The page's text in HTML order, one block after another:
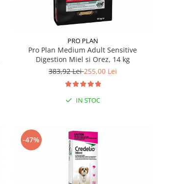
PRO PLAN
Pro Plan Medium Adult Sensitive
Digestion Miel si Orez, 14 kg
383,92 Lei255,00 Lei
IN STOC
-47%